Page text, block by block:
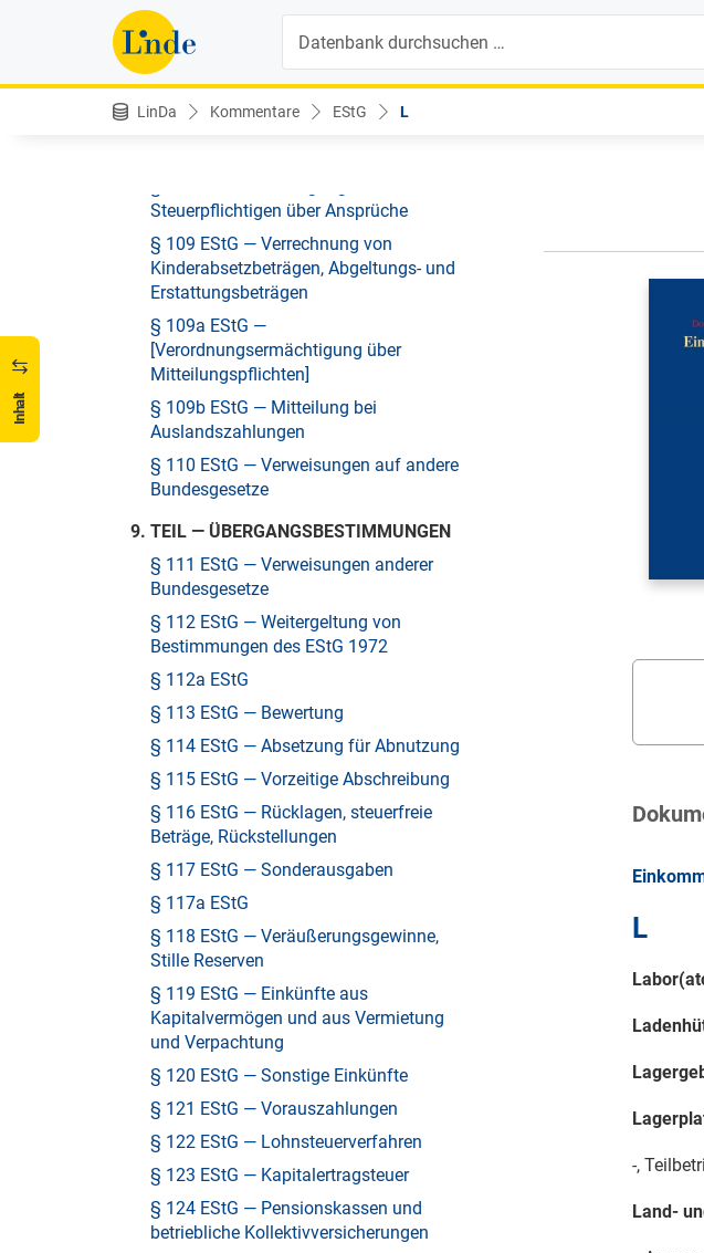
LinDa Kommentare EStG L
Inhalt
§ 108f EStG —
Lehrlingsausbildungsprämie
§ 108g EStG — Prämienbegünstigte
Zukunftsvorsorge
Steuerpflichtigen über Ansprüche
§ 109 EStG — Verrechnung von
Kinderabsetzbeträgen, Abgeltungs- und
Erstattungsbeträgen
§ 109a EStG —
[Verordnungsermächtigung über
Mitteilungspflichten]
§ 109b EStG — Mitteilung bei
Auslandszahlungen
§ 110 EStG — Verweisungen auf andere
Bundesgesetze
9. TEIL — ÜBERGANGSBESTIMMUNGEN
§ 111 EStG — Verweisungen anderer
Bundesgesetze
§ 112 EStG — Weitergeltung von
Bestimmungen des EStG 1972
§ 112a EStG
§ 113 EStG — Bewertung
§ 114 EStG — Absetzung für Abnutzung
§ 115 EStG — Vorzeitige Abschreibung
§ 116 EStG — Rücklagen, steuerfreie
Beträge, Rückstellungen
§ 117 EStG — Sonderausgaben
§ 117a EStG
§ 118 EStG — Veräußerungsgewinne,
Stille Reserven
§ 119 EStG — Einkünfte aus
Kapitalvermögen und aus Vermietung
und Verpachtung
§ 120 EStG — Sonstige Einkünfte
§ 121 EStG — Vorauszahlungen
§ 122 EStG — Lohnsteuerverfahren
§ 123 EStG — Kapitalertragsteuer
§ 124 EStG — Pensionskassen und
betriebliche Kollektivversicherungen
L
-,
Land-